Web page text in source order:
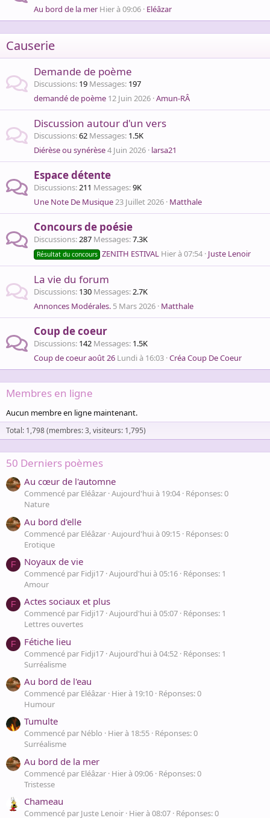
Au bord de la mer Hier à 09:06 Eléâzar
Causerie
Demande de poème
Discussions 19 Messages 197
demandé de poème 12 Juin 2026 Amun-RÂ
Discussion autour d'un vers
Discussions 62 Messages 1.5K
Diérèse ou synérèse4 Juin 2026 larsa21
Espace détente
Discussions 211 Messages 9K
Une Note De Musique23 Juillet 2026 Matthale
Concours de poésie
Discussions 287 Messages 7.3K
Résultat du concours ZENITH ESTIVAL Hier à 07:54 Juste Lenoir
La vie du forum
Discussions 130 Messages 2.7K
Annonces Modérales. 5 Mars 2026 Matthale
Coup de coeur
Discussions 142 Messages 1.5K
Coup de coeur août 26 Lundi à 16:03 Créa Coup De Coeur
Membres en ligne
Aucun membre en ligne maintenant.
Total: 1,798 (membres: 3, visiteurs: 1,795)
50 Derniers poèmes
Au cœur de l'automne
Commencé par Eléâzar Aujourd'hui à 19:04 Réponses: 0
Nature
Au bord d'elle
Commencé par Eléâzar Aujourd'hui à 09:15 Réponses: 0
Erotique
F Noyaux de vie
Commencé par Fidji17 Aujourd'hui à 05:16 Réponses: 1
Amour
F Actes sociaux et plus
Commencé par Fidji17 Aujourd'hui à 05:07 Réponses: 1
Lettres ouvertes
F Fétiche lieu
Commencé par Fidji17 Aujourd'hui à 04:52 Réponses: 1
Surréalisme
Au bord de l'eau
Commencé par Eléâzar Hier à 19:10 Réponses: 0
Humour
Tumulte
Commencé par Néblo Hier à 18:55 Réponses: 0
Surréalisme
Au bord de la mer
Commencé par Eléâzar Hier à 09:06 Réponses: 0
Tristesse
Chameau
Commencé par Juste Lenoir Hier à 08:07 Réponses: 0